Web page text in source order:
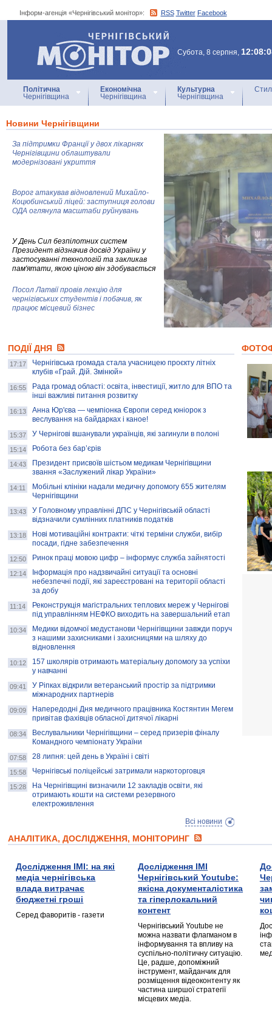
Інформ-агенція «Чернігівський монітор»: RSS Twitter Facebook
Інформ-агенція
«Чернігівський монітор»
Субота, 8 серпня,
Політична
Чернігівщина
Економічна
Чернігівщина
Культурна
Чернігівщина
Новини Чернігівщини
За підтримки Франції у двох лікарнях
Чернігівщини облаштували
модернізовані укриття
Ворог атакував відновлений Михайло-
Коцюбинський ліцей: заступниця голови
ОДА оглянула масштаби руйнувань
У День Сил безпілотних систем
Президент відзначив досвід України у
застосуванні технологій та закликав
пам'ятати, якою ціною він здобувається
Посол Латвії провів лекцію для
чернігівських студентів і побачив, як
працює місцевий бізнес
колекцію про війну, емоції та тварин
AB InBev Efes Україна підтримала
навчальний проєкт "Молодіжна бізнес-
школа", спрямований на розвиток
підприємництва у Чернігівській області
Золота тварина: видання Forbes
написало про чернігівця Патрона: хто і
скільки на ньому заробляє? І куди
витрачають?
ПОДІЇ ДНЯ
17:17
Чернігівська громада стала учасницею проєкту літніх
клубів «Грай. Дій. Змінюй»
16:55
Рада громад області: освіта, інвестиції, житло для ВПО та
інші важливі питання розвитку
16:13
Анна Юр'єва — чемпіонка Європи серед юніорок з
веслування на байдарках і каное!
15:37 У Чернігові вшанували українців, які загинули в полоні
15:14 Робота без бар’єрів
14:43
Президент присвоїв шістьом медикам Чернігівщини
звання «Заслужений лікар України»
14:11
Мобільні клініки надали медичну допомогу 655 жителям
Чернігівщини
13:43
У Головному управлінні ДПС у Чернігівській області
відзначили сумлінних платників податків
13:18
Нові мотиваційні контракти: чіткі терміни служби, вибір
посади, гідне забезпечення
12:50 Ринок праці мовою цифр – інформує служба зайнятості
12:14
Інформація про надзвичайні ситуації та основні
небезпечні події, які зареєстровані на території області
за добу
11:14
Реконструкція магістральних теплових мереж у Чернігові
під управлінням НЕФКО виходить на завершальний етап
10:34
Медики відомчої медустанови Чернігівщини завжди поруч
з нашими захисниками і захисницями на шляху до
відновлення
10:12
157 школярів отримають матеріальну допомогу за успіхи
у навчанні
09:41
У Ріпках відкрили ветеранський простір за підтримки
міжнародних партнерів
09:09
Напередодні Дня медичного працівника Костянтин Мегем
привітав фахівців обласної дитячої лікарні
08:34
Веслувальники Чернігівщини – серед призерів фіналу
Командного чемпіонату України
07:58 28 липня: цей день в Україні і світі
15:58 Чернігівські поліцейські затримали наркоторговця
15:28
На Чернігівщині визначили 12 закладів освіти, які
отримають кошти на системи резервного
електроживлення
Всі новини
АНАЛІТИКА, ДОСЛІДЖЕННЯ, МОНІТОРИНГ
Дослідження ІМІ: на які
медіа чернігівська
влада витрачає
бюджетні гроші
Серед фаворитів - газети
Дослідження ІМІ
Чернігівський Youtube:
якісна документалістика
та гіперлокальний
контент
Чернігівський Youtube не
можна назвати флагманом в
інформування та впливу на
суспільно-політичну ситуацію.
Це, радше, допоміжний
інструмент, майданчик для
розміщення відеоконтенту як
частина ширшої стратегії
місцевих медіа.